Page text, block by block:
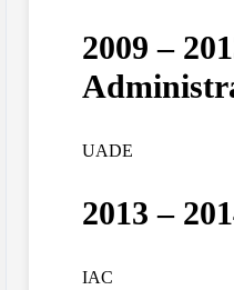
2009 –
UADE
2013 –
IAC